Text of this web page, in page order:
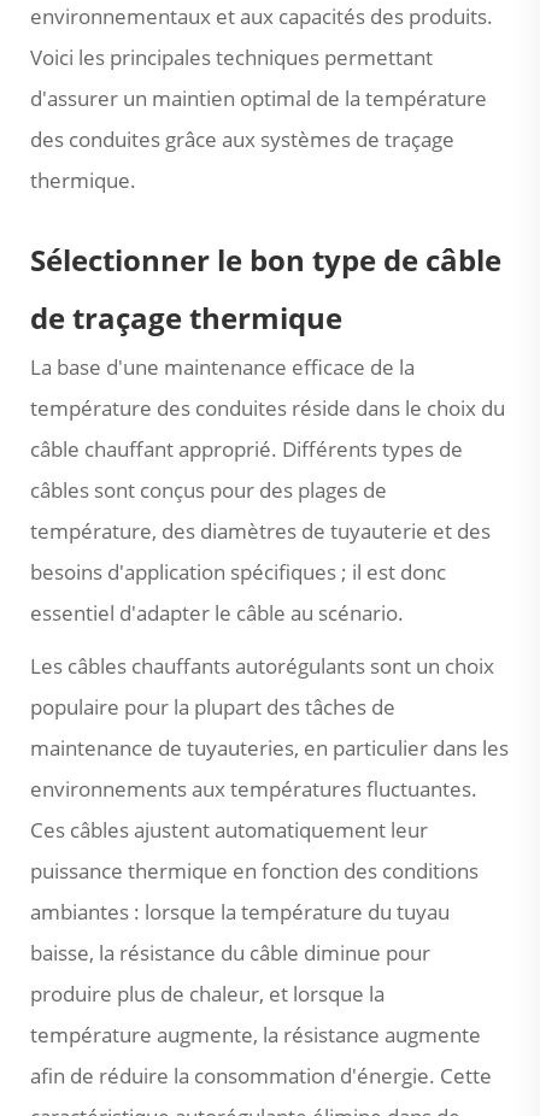
environnementaux et aux capacités des produits.
Voici les principales techniques permettant
d'assurer un maintien optimal de la température
des conduites grâce aux systèmes de traçage
thermique.
Sélectionner le bon type de câble
de traçage thermique
La base d'une maintenance efficace de la
température des conduites réside dans le choix du
câble chauffant approprié. Différents types de
câbles sont conçus pour des plages de
température, des diamètres de tuyauterie et des
besoins d'application spécifiques ; il est donc
essentiel d'adapter le câble au scénario.
Les câbles chauffants autorégulants sont un choix
populaire pour la plupart des tâches de
maintenance de tuyauteries, en particulier dans les
environnements aux températures fluctuantes.
Ces câbles ajustent automatiquement leur
puissance thermique en fonction des conditions
ambiantes : lorsque la température du tuyau
baisse, la résistance du câble diminue pour
produire plus de chaleur, et lorsque la
température augmente, la résistance augmente
afin de réduire la consommation d'énergie. Cette